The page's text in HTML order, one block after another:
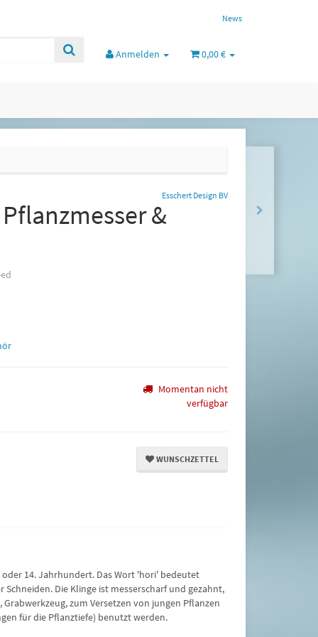
News
Anmelden 0,00 €
Esschert Design BV
&
Momentan nicht
verfügbar
WUNSCHZETTEL
14. Jahrhundert. Das Wort 'hori' bedeutet
Die Klinge ist messerscharf und gezahnt,
zum Versetzen von jungen Pflanzen
für die Pflanztiefe) benutzt werden.